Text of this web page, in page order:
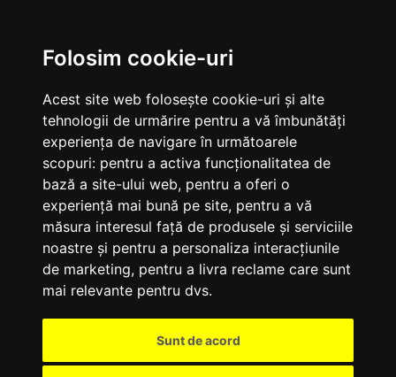
Folosim cookie-uri
Acest site web folosește cookie-uri și alte
tehnologii de urmărire pentru a vă îmbunătăți
experiența de navigare în următoarele
scopuri: pentru a activa funcționalitatea de
bază a site-ului web, pentru a oferi o
experiență mai bună pe site, pentru a vă
măsura interesul față de produsele și serviciile
noastre și pentru a personaliza interacțiunile
de marketing, pentru a livra reclame care sunt
mai relevante pentru dvs.
Sunt de acord